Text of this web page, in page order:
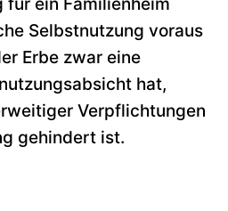
Selbstnutzung voraus
Erbe zwar eine
hat,
Verpflichtungen
gehindert ist.